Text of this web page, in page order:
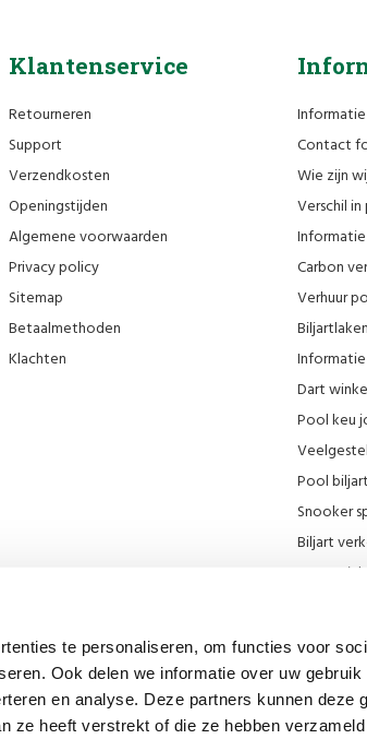
te personaliseren, om functies voor
Ook delen we informatie over uw
en analyse. Deze partners kunnen deze
ze heeft verstrekt of die ze hebben
Klantenservice
Retourneren
Support
Verzendkosten
Openingstijden
Algemene voorwaarden
Privacy policy
Sitemap
Betaalmethoden
Klachten
Contact
Wie zijn
Verschil
Carbon
Verhuur
Dart
Pool keu
Pool
Snooker
Biljart
Onze
Blog
Biljart
Diverse